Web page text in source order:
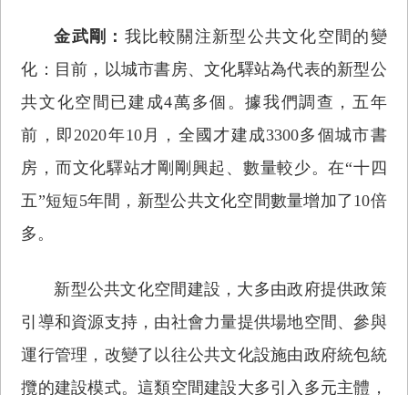
金武剛： 我比較關注新型公共文化空間的變
化：目前，以城市書房、文化驛站為代表的新型公
共文化空間已建成4萬多個。據我們調查，五年
前，即2020年10月，全國才建成3300多個城市書
房，而文化驛站才剛剛興起、數量較少。在“十四
五”短短5年間，新型公共文化空間數量增加了10倍
多。
新型公共文化空間建設，大多由政府提供政策
引導和資源支持，由社會力量提供場地空間、參與
運行管理，改變了以往公共文化設施由政府統包統
攬的建設模式。這類空間建設大多引入多元主體，